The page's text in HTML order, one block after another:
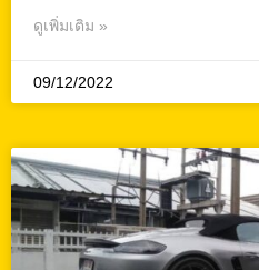
ดูเพิ่มเติม »
09/12/2022